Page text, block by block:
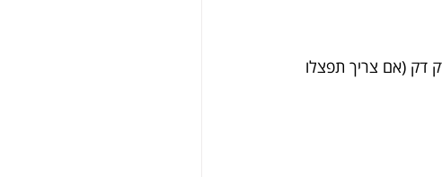
דק (אם צריך תפצלו